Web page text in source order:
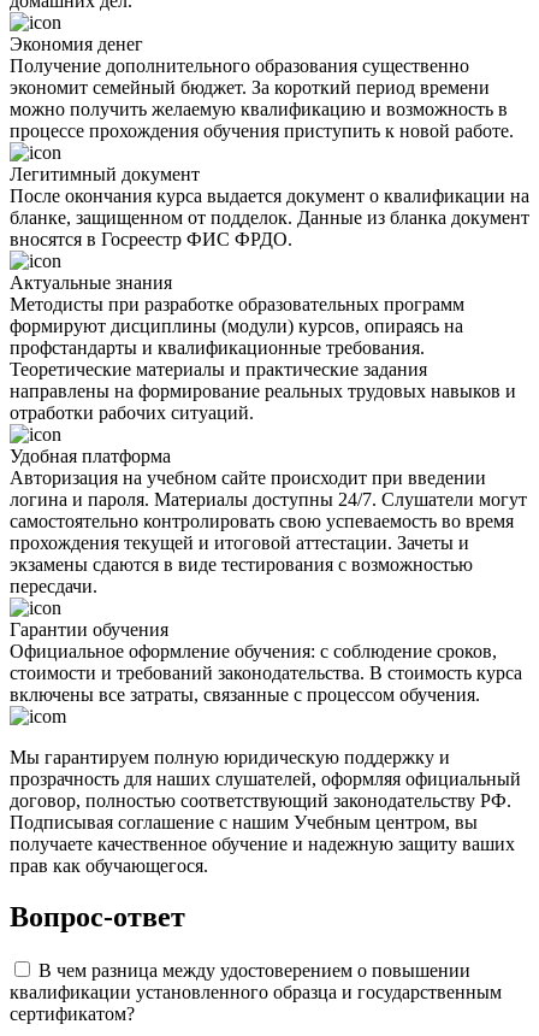
Экономия денег
Получение дополнительного образования существенно
экономит семейный бюджет. За короткий период времени
можно получить желаемую квалификацию и возможность в
процессе прохождения обучения приступить к новой работе.
Легитимный документ
После окончания курса выдается документ о квалификации на
бланке, защищенном от подделок. Данные из бланка документ
вносятся в Госреестр ФИС ФРДО.
Актуальные знания
Методисты при разработке образовательных программ
формируют дисциплины (модули) курсов, опираясь на
профстандарты и квалификационные требования.
Теоретические материалы и практические задания
направлены на формирование реальных трудовых навыков и
отработки рабочих ситуаций.
Удобная платформа
Авторизация на учебном сайте происходит при введении
логина и пароля. Материалы доступны 24/7. Слушатели могут
самостоятельно контролировать свою успеваемость во время
прохождения текущей и итоговой аттестации. Зачеты и
экзамены сдаются в виде тестирования с возможностью
пересдачи.
Гарантии обучения
Официальное оформление обучения: с соблюдение сроков,
стоимости и требований законодательства. В стоимость курса
включены все затраты, связанные с процессом обучения.
Мы гарантируем полную юридическую поддержку и
прозрачность для наших слушателей, оформляя официальный
договор, полностью соответствующий законодательству РФ.
Подписывая соглашение с нашим Учебным центром, вы
получаете качественное обучение и надежную защиту ваших
прав как обучающегося.
Вопрос-ответ
В чем разница между удостоверением о повышении
квалификации установленного образца и государственным
сертификатом?